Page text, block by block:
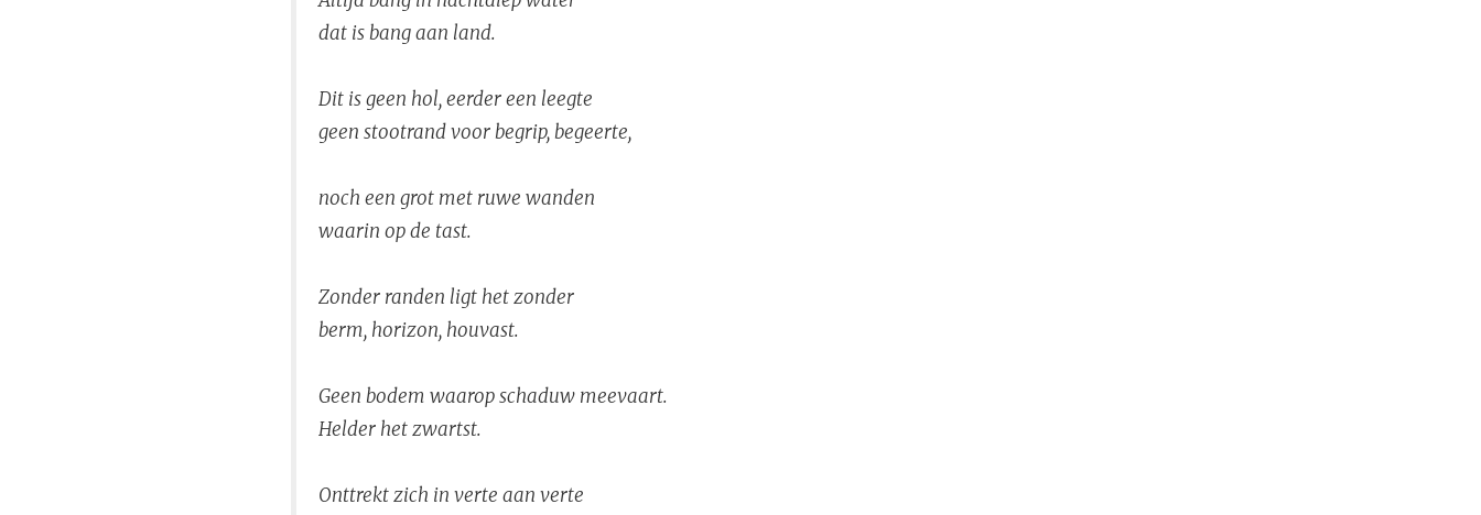
dat is bang aan land.
Dit is geen hol, eerder een leegte
geen stootrand voor begrip, begeerte,
noch een grot met ruwe wanden
waarin op de tast.
Zonder randen ligt het zonder
berm, horizon, houvast.
Geen bodem waarop schaduw meevaart.
Helder het zwartst.
Onttrekt zich in verte aan verte